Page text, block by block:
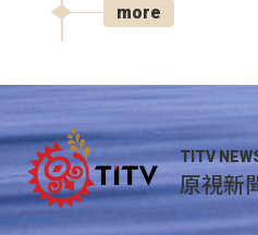
more
TITV
原視新